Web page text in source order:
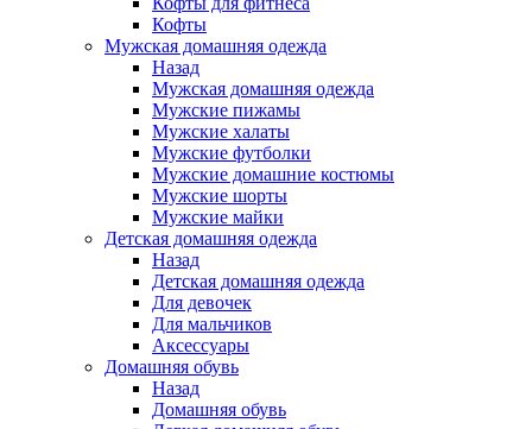
Кофты
Мужская домашняя одежда
Назад
Мужская домашняя одежда
Мужские пижамы
Мужские халаты
Мужские футболки
Мужские домашние костюмы
Мужские шорты
Мужские майки
Детская домашняя одежда
Назад
Детская домашняя одежда
Для девочек
Для мальчиков
Аксессуары
Домашняя обувь
Назад
Домашняя обувь